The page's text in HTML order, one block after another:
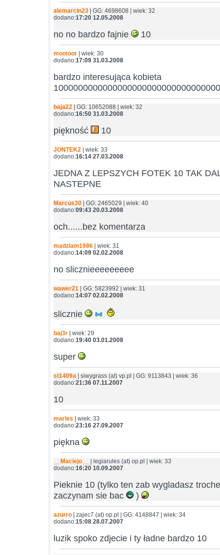
alemarcin23 | GG: 4698608 | wiek: 32
dodano:17:20 12.05.2008
no no bardzo fajnie 10
mootoor | wiek: 30
dodano:17:09 31.03.2008
bardzo interesująca kobieta
baja22 | GG: 10652088 | wiek: 32
dodano:16:50 31.03.2008
piękność 10
JONTEK2 | wiek: 33
dodano:16:14 27.03.2008
JEDNA Z LEPSZYCH FOTEK 10 TAK
NASTEPNE
Marcus30 | GG: 2465029 | wiek: 40
dodano:09:43 20.03.2008
och......bez komentarza
madziam1986 | wiek: 31
dodano:14:09 02.02.2008
no slicznieeeeeeeee
wawer21 | GG: 5823992 | wiek: 31
dodano:14:07 02.02.2008
slicznie
baj3r | wiek: 29
dodano:19:40 03.01.2008
super
st1409a | siwygrass (at) vp.pl | GG: 9113843 | wiek: 36
dodano:21:36 07.11.2007
10
marles | wiek: 33
dodano:23:16 27.09.2007
piękna
__Maciejo__
| legiarules (at) op.pl | wiek: 33
dodano:16:20 10.09.2007
Pieknie 10 (tylko ten zab wygladasz
zaczynam sie bac
)
azurro | zajec7 (at) op.pl | GG: 4148847 | wiek: 34
dodano:15:08 28.07.2007
luzik spoko zdjecie i ty ładne bardzo 10